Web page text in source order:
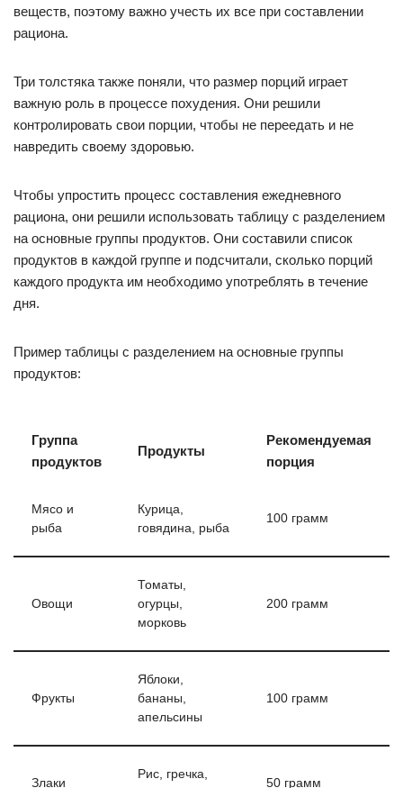
веществ, поэтому важно учесть их все при составлении
рациона.
Три толстяка также поняли, что размер порций играет
важную роль в процессе похудения. Они решили
контролировать свои порции, чтобы не переедать и не
навредить своему здоровью.
Чтобы упростить процесс составления ежедневного
рациона, они решили использовать таблицу с разделением
на основные группы продуктов. Они составили список
продуктов в каждой группе и подсчитали, сколько порций
каждого продукта им необходимо употреблять в течение
дня.
Пример таблицы с разделением на основные группы
продуктов:
Группа
продуктов
Продукты
Рекомендуемая
порция
Мясо и
рыба
Курица,
говядина, рыба
100 грамм
Овощи
Томаты,
огурцы,
морковь
200 грамм
Фрукты
Яблоки,
бананы,
апельсины
100 грамм
Злаки
Рис, гречка,
50 грамм